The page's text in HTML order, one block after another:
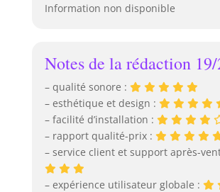
Information non disponible
Notes de la rédaction
– qualité sonore :
– esthétique et design :
– facilité d’installation :
– rapport qualité-prix :
– service client et support après-
– expérience utilisateur globale :